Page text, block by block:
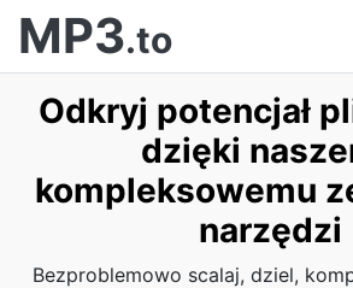
MP3.to
Odkryj potencjał
dzięki
kompleksowemu
narzędzi
Bezproblemowo scalaj, dziel,